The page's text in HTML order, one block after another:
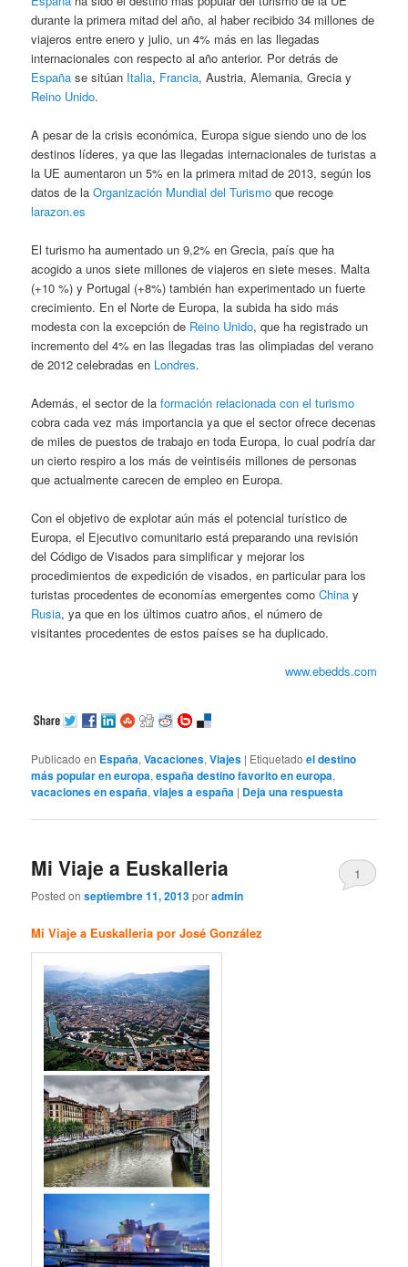
durante la primera mitad del año, al haber recibido 34 millones de
viajeros entre enero y julio, un 4% más en las llegadas
internacionales con respecto al año anterior. Por detrás de
España se sitúan Italia, Francia, Austria, Alemania, Grecia y
Reino Unido.
A pesar de la crisis económica, Europa sigue siendo uno de los
destinos líderes, ya que las llegadas internacionales de turistas a
la UE aumentaron un 5% en la primera mitad de 2013, según los
datos de laOrganización Mundial del Turismo que recoge
larazon.es
El turismo ha aumentado un 9,2% en Grecia, país que ha
acogido a unos siete millones de viajeros en siete meses. Malta
(+10 %) y Portugal (+8%) también han experimentado un fuerte
crecimiento. En el Norte de Europa, la subida ha sido más
modesta con la excepción de Reino Unido, que ha registrado un
incremento del 4% en las llegadas tras las olimpiadas del verano
de 2012 celebradas en Londres.
Además, el sector de laformación relacionada con el turismo
cobra cada vez más importancia ya que el sector ofrece decenas
de miles de puestos de trabajo en toda Europa, lo cual podría dar
un cierto respiro a los más de veintiséis millones de personas
que actualmente carecen de empleo en Europa.
Con el objetivo de explotar aún más el potencial turístico de
Europa, el Ejecutivo comunitario está preparando una revisión
del Código de Visados para simplificar y mejorar los
procedimientos de expedición de visados, en particular para los
turistas procedentes de economías emergentes comoChinay
Rusia, ya que en los últimos cuatro años, el número de
visitantes procedentes de estos países se ha duplicado.
www.ebedds.com
Publicado en España,Vacaciones,Viajes | Etiquetado el destino
más popular en europa,españa destino favorito en europa,
vacaciones en españa,viajes a españa | Deja una respuesta
Mi Viaje a Euskalleria
Posted onseptiembre 11, 2013poradmin
1
Mi Viaje a Euskalleria por José González